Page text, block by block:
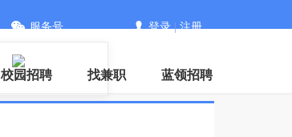
服务号 登录|注册
校园招聘 找兼职 蓝领招聘